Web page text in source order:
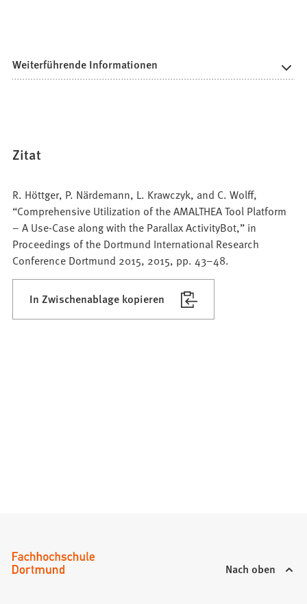
Weiterführende Informationen
Zitat
R. Höttger, P. Närdemann, L. Krawczyk, and C. Wolff,
“Comprehensive Utilization of the AMALTHEA Tool Platform
– A Use-Case along with the Parallax ActivityBot,” in
Proceedings of the Dortmund International Research
Conference Dortmund 2015, 2015, pp. 43–48.
In Zwischenablage kopieren
Nach oben